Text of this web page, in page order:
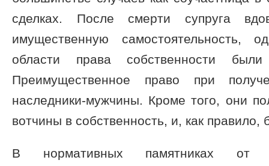
сделках. После смерти супруга
имущественную самостоятельность,
области права собственности были
Преимущественное право при
наследники-мужчины. Кроме того, они
вотчины в собственность, и, как правило,
В нормативных памятниках